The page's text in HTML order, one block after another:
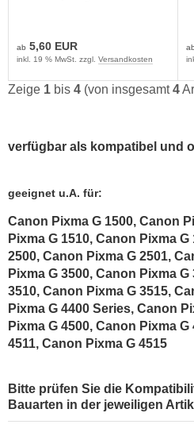
ab 5,60 EUR
inkl. 19 % MwSt. zzgl. Versandkosten
ab
Zeige 1 bis 4 (von insgesamt4
verfügbar als kompatibel und
geeignet u.A. für:
Canon Pixma G 1500, Canon
Pixma G 1510, Canon Pixma
2500, Canon Pixma G 2501,
Pixma G 3500, Canon Pixma
3510, Canon Pixma G 3515,
Pixma G 4400 Series, Canon
Pixma G 4500, Canon Pixma
4511, Canon Pixma G 4515
Bitte prüfen Sie die
Bauarten in der jeweiligen